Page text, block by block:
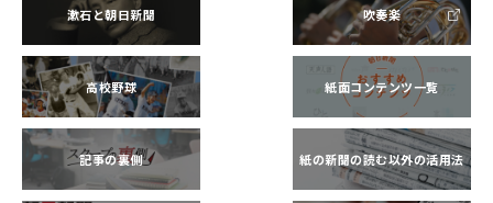
漱石と朝日新聞 吹奏楽
高校野球 紙面コンテンツ一覧
記事の裏側 紙の新聞の読む以外の活用法